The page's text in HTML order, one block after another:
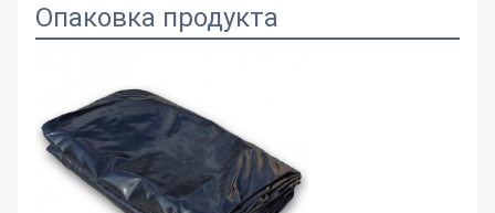
Опаковка продукта